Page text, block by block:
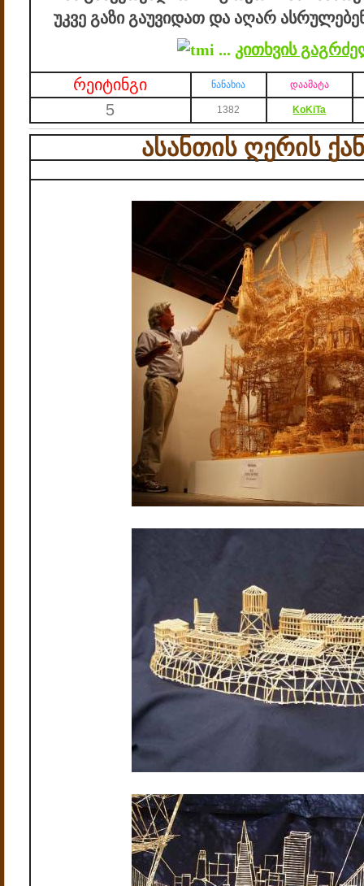
უკვე გაზი გაუვიდათ და აღარ
... კითხვის
რეიტინგი ნანახია დაამატა
5 1382 KoKiTa
ასანთის ღერის